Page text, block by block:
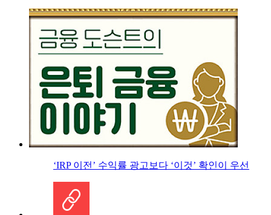
‘IRP 이전’ 수익률 광고보다 ‘이것’ 확인이 우선